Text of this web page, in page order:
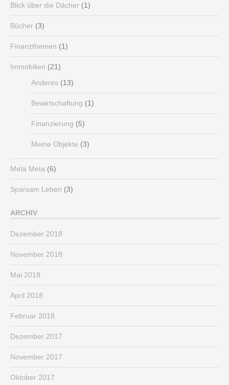
Blick über die Dächer (1)
Bücher (3)
Finanzthemen (1)
Immobilien (21)
Anderes (13)
Bewirtschaftung (1)
Finanzierung (5)
Meine Objekte (3)
Meta Meta (6)
Sparsam Leben (3)
ARCHIV
Dezember 2018
November 2018
Mai 2018
April 2018
Februar 2018
Dezember 2017
November 2017
Oktober 2017